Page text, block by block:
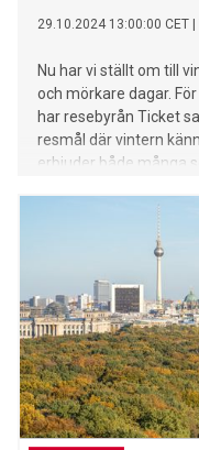
29.10.2024 13:00:00 CET
Nu har vi ställt om till
och mörkare dagar.
har resebyrån Ticket
resmål där vintern
erbjuder både många